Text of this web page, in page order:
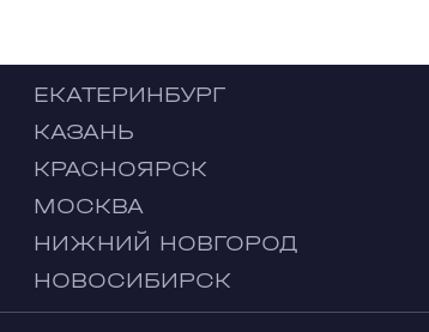
ЕКАТЕРИНБУРГ
КАЗАНЬ
КРАСНОЯРСК
МОСКВА
НИЖНИЙ НОВГОРОД
НОВОСИБИРСК